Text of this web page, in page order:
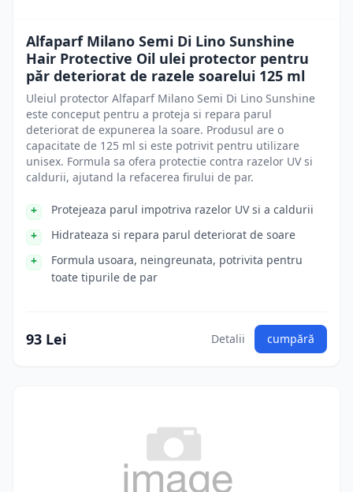
Alfaparf Milano Semi Di Lino Sunshine
Hair Protective Oil ulei protector pentru
păr deteriorat de razele soarelui 125 ml
Uleiul protector Alfaparf Milano Semi Di Lino Sunshine
este conceput pentru a proteja si repara parul
deteriorat de expunerea la soare. Produsul are o
capacitate de 125 ml si este potrivit pentru utilizare
unisex. Formula sa ofera protectie contra razelor UV si
caldurii, ajutand la refacerea firului de par.
Protejeaza parul impotriva razelor UV si a caldurii
Hidrateaza si repara parul deteriorat de soare
Formula usoara, neingreunata, potrivita pentru
toate tipurile de par
93 Lei Detalii cumpără